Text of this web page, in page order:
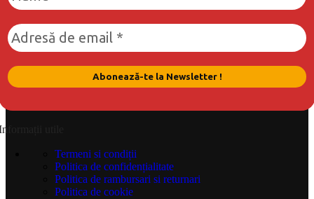
utile
Termeni si condiții
Politica de confidențialitate
Politica de rambursari si returnari
Politica de cookie